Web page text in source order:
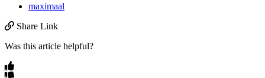
maximaal
Share Link
Was this article helpful?